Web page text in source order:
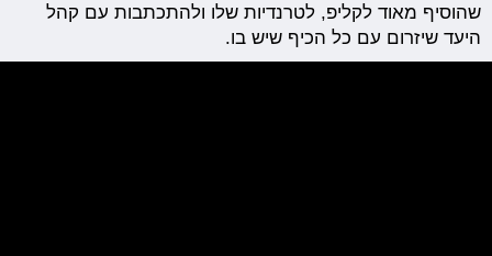
שהוסיף מאוד לקליפ, לטרנדיות שלו ולהתכתבות עם קהל
היעד שיזרום עם כל הכיף שיש בו.